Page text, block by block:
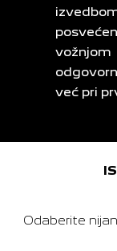
već pri
Odaberite